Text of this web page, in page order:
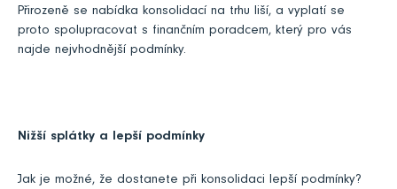
Přirozeně se nabídka konsolidací na trhu liší, a vyplatí se
proto spolupracovat s finančním poradcem, který pro vás
najde nejvhodnější podmínky.
Nižší splátky a lepší podmínky
Jak je možné, že dostanete při konsolidaci lepší podmínky?